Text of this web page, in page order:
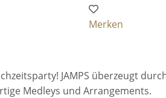
Merken
JAMPS überzeugt
Medleys und Arrangements.